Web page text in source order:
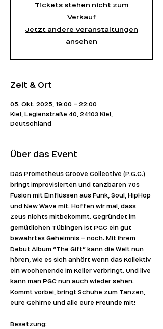
Tickets stehen nicht zum
Verkauf
Jetzt andere Veranstaltungen
ansehen
Zeit & Ort
05. Okt. 2025, 19:00 – 22:00
Kiel, Legienstraße 40, 24103 Kiel,
Deutschland
Über das Event
Das Prometheus Groove Collective (P.G.C.)
bringt improvisierten und tanzbaren 70s
Fusion mit Einflüssen aus Funk, Soul, HipHop
und New Wave mit. Hoffen wir mal, dass
Zeus nichts mitbekommt. Gegründet im
gemütlichen Tübingen ist PGC ein gut
bewahrtes Geheimnis – noch. Mit ihrem
Debut Album “The Gift” kann die Welt nun
hören, wie es sich anhört wenn das Kollektiv
ein Wochenende im Keller verbringt. Und live
kann man PGC nun auch wieder sehen.
Kommt vorbei, bringt Schuhe zum Tanzen,
eure Gehirne und alle eure Freunde mit!
Besetzung: